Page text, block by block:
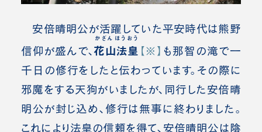
安倍晴明公が活躍していた平安時代は熊野
信仰が盛んで、花山法皇
かざんほうおう
【※】 も那智の滝で一
千日の修行をしたと伝わっています。その際に
邪魔をする天狗がいましたが、同行した安倍晴
明公が封じ込め、修行は無事に終わりました。
これにより法皇の信頼を得て、安倍晴明公は陰